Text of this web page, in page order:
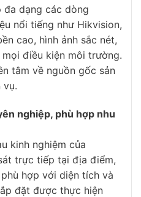
đa dạng các dòng
nổi tiếng như Hikvision,
cao, hình ảnh sắc nét,
điều kiện môi trường.
tâm về nguồn gốc sản
vụ.
nghiệp, phù hợp nhu
kinh nghiệm của
trực tiếp tại địa điểm,
hợp với diện tích và
đặt được thực hiện